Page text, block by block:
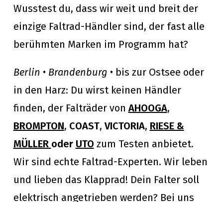
Wusstest du, dass wir weit und breit der
einzige Faltrad-Händler sind, der fast alle
berühmten Marken im Programm hat?
Berlin • Brandenburg • bis zur Ostsee oder
in den Harz: Du wirst keinen Händler
finden, der Falträder von AHOOGA,
BROMPTON, COAST, VICTORIA, RIESE &
MÜLLER oder UTO zum Testen anbietet.
Wir sind echte Faltrad-Experten. Wir leben
und lieben das Klapprad! Dein Falter soll
elektrisch angetrieben werden? Bei uns